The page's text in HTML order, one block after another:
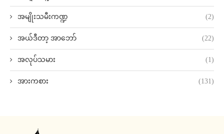
အမျိုးသမီးကဏ္ဍ (2)
အယ်ဒီတာ့ အာဘော် (22)
အလုပ်သမား (1)
အားကစား (131)